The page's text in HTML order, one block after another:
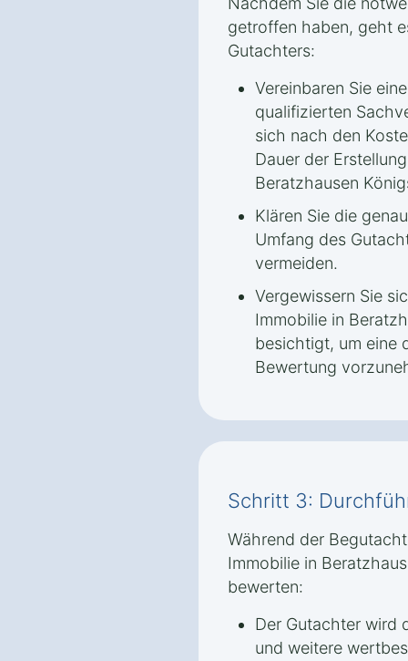
getroffen haben, geht
Gutachters:
Vereinbaren Sie
qualifizierten
sich nach den
Dauer der
Beratzhausen
Klären Sie die
Umfang des
vermeiden.
Vergewissern Sie
Immobilie in
besichtigt, um eine
Bewertung
Schritt 3:
Während der
Immobilie in
bewerten:
Der Gutachter wird
und weitere